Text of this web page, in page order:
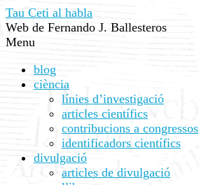
Tau Ceti al habla
Web de Fernando J. Ballesteros
Menu
blog
ciència
línies d’investigació
articles científics
contribucions a congressos
identificadors científics
divulgació
articles de divulgació